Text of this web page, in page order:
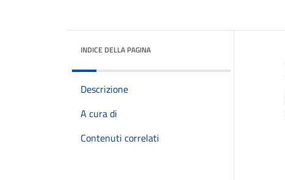
INDICE DELLA PAGINA
Descrizione
A cura di
Contenuti correlati